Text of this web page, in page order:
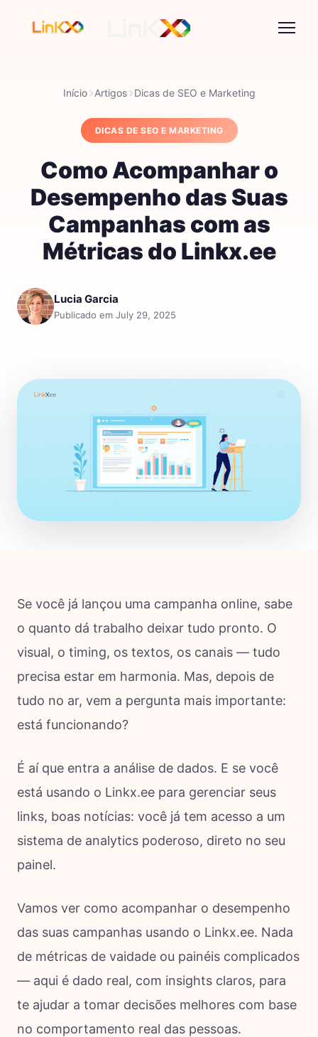
Início Artigos Dicas de SEO e Marketing
DICAS DE SEO E MARKETING
Como Acompanhar o
Desempenho das Suas
Campanhas com as
Métricas do Linkx.ee
Lucia Garcia
Publicado em July 29, 2025
Se você já lançou uma campanha online, sabe
o quanto dá trabalho deixar tudo pronto. O
visual, o timing, os textos, os canais — tudo
precisa estar em harmonia. Mas, depois de
tudo no ar, vem a pergunta mais importante:
está funcionando?
É aí que entra a análise de dados. E se você
está usando o Linkx.ee para gerenciar seus
links, boas notícias: você já tem acesso a um
sistema de analytics poderoso, direto no seu
painel.
Vamos ver como acompanhar o desempenho
das suas campanhas usando o Linkx.ee. Nada
de métricas de vaidade ou painéis complicados
— aqui é dado real, com insights claros, para
te ajudar a tomar decisões melhores com base
no comportamento real das pessoas.